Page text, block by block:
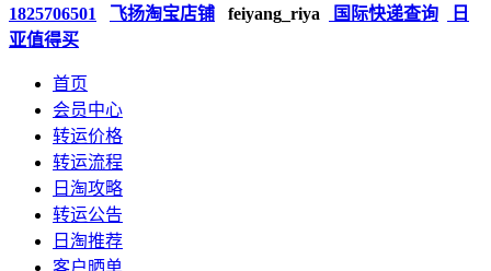
1825706501 飞扬淘宝店铺 feiyang_riya 国际快递查询
日
亚值得买
首页
会员中心
转运价格
转运流程
日淘攻略
转运公告
日淘推荐
客户晒单